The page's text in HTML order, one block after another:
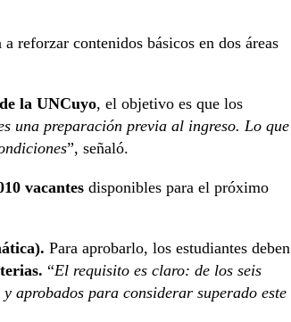
reforzar contenidos básicos en dos áreas
la UNCuyo, el objetivo es que los
una preparación previa al ingreso. Lo que
”, señaló.
vacantes disponibles para el próximo
Para aprobarlo, los estudiantes deben
“El requisito es claro: de los seis
aprobados para considerar superado este